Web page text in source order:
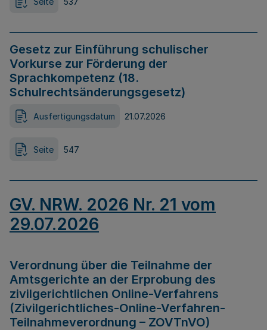
Gesetz zur Einführung schulischer
Vorkurse zur Förderung der
Sprachkompetenz (18.
Schulrechtsänderungsgesetz)
Ausfertigungsdatum 21.07.2026
Seite 547
GV. NRW. 2026 Nr. 21 vom
29.07.2026
Verordnung über die Teilnahme der
Amtsgerichte an der Erprobung des
zivilgerichtlichen Online-Verfahrens
(Zivilgerichtliches-Online-Verfahren-
Teilnahmeverordnung – ZOVTnVO)